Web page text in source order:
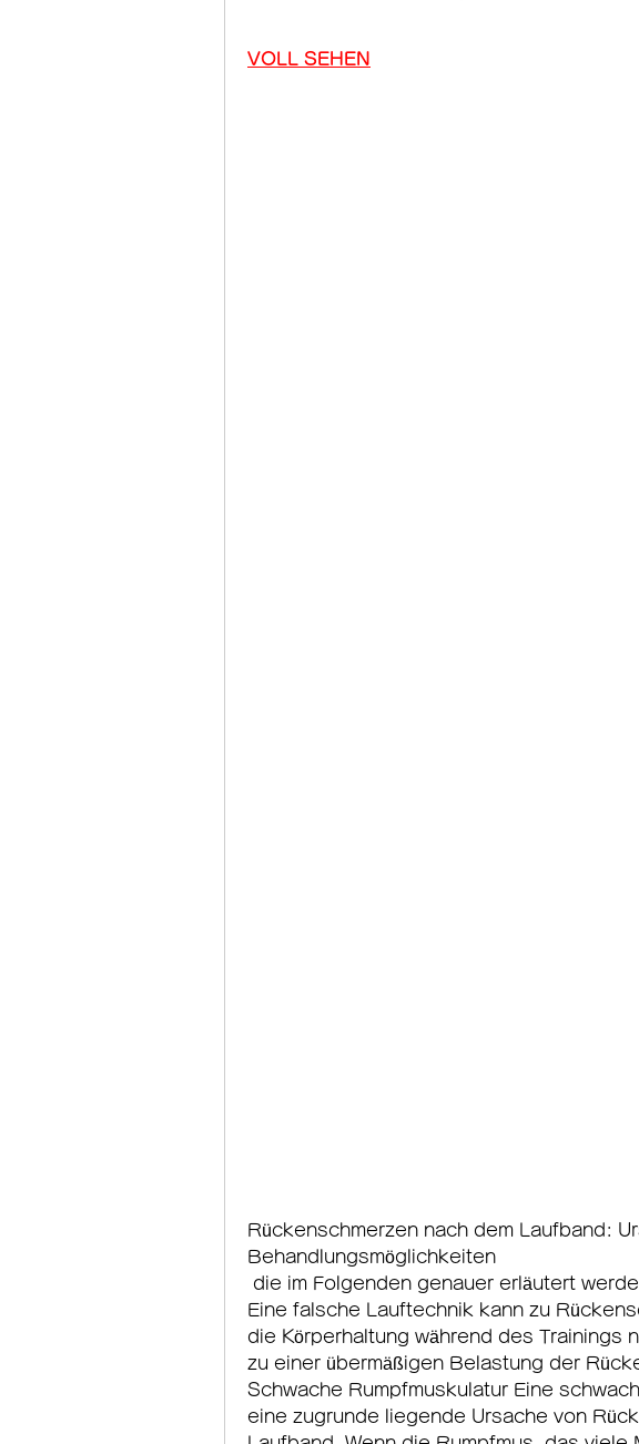
VOLL SEHEN
Rückenschmerzen nach dem Laufband:
Behandlungsmöglichkeiten
Eine falsche Lauftechnik kann zu
die Körperhaltung während des Trainings
zu einer übermäßigen Belastung der
Schwache Rumpfmuskulatur Eine
eine zugrunde liegende Ursache von